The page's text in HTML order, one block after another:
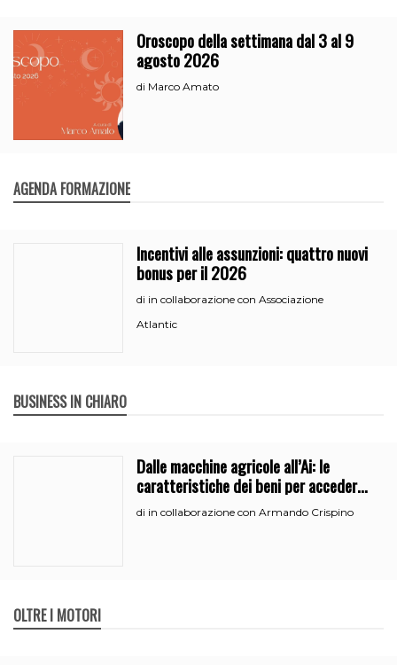
Oroscopo della settimana dal 3 al 9
agosto 2026
di Marco Amato
AGENDA FORMAZIONE
Incentivi alle assunzioni: quattro nuovi
bonus per il 2026
di in collaborazione con Associazione
Atlantic
BUSINESS IN CHIARO
Dalle macchine agricole all’Ai: le
caratteristiche dei beni per accedere
all’iperammortamento
di in collaborazione con Armando Crispino
OLTRE I MOTORI